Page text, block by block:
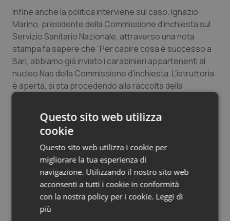
Salute orale & impianti
Sangue & coagulazione
Tiroide
Tumore al seno
Tumore ovarico
Tumori del Polmone & Testa Collo
Tumori gastrointestinali
Ulcera & Reflusso
Infine anche la politica interviene sul caso. Ignazio
Marino, presidente della Commissione d’inchiesta sul
Servizio Sanitario Nazionale, attraverso una nota
stampa fa sapere che “Per capire cosa è successo a
Bari, abbiamo già inviato i carabinieri appartenenti al
nucleo Nas della Commissione d’inchiesta. L’istruttoria
è aperta, si sta procedendo alla raccolta della
documentazione necessaria che poi verrà valutata
“I risultati – ha concluso Marino – saranno valutati
durante il prossimo Ufficio di Presidenza”.
05 Ottobre 2010
© Riproduzione riservata
Questo sito web utilizza
cookie
Questo sito web utilizza i cookie per
migliorare la tua esperienza di
navigazione. Utilizzando il nostro sito web
acconsenti a tutti i cookie in conformità
con la nostra policy per i cookie. Leggi di
più